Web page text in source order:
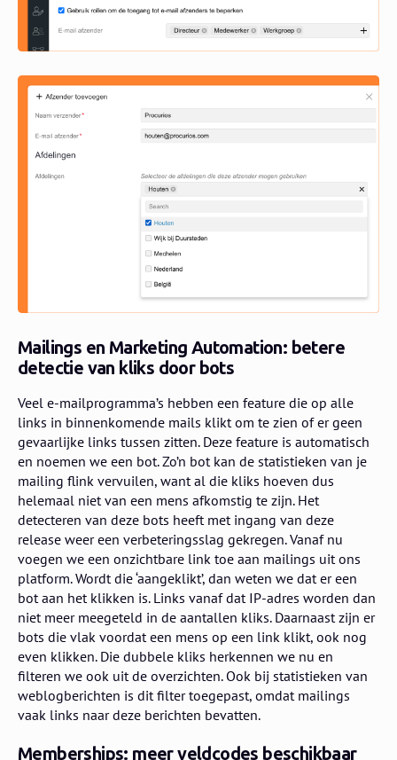
Mailings en Marketing Automation: betere
detectie van kliks door bots
Veel e-mailprogramma’s hebben een feature die op alle
links in binnenkomende mails klikt om te zien of er geen
gevaarlijke links tussen zitten. Deze feature is automatisch
en noemen we een bot. Zo’n bot kan de statistieken van je
mailing flink vervuilen, want al die kliks hoeven dus
helemaal niet van een mens afkomstig te zijn. Het
detecteren van deze bots heeft met ingang van deze
release weer een verbeteringsslag gekregen. Vanaf nu
voegen we een onzichtbare link toe aan mailings uit ons
platform. Wordt die ‘aangeklikt’, dan weten we dat er een
bot aan het klikken is. Links vanaf dat IP-adres worden dan
niet meer meegeteld in de aantallen kliks. Daarnaast zijn er
bots die vlak voordat een mens op een link klikt, ook nog
even klikken. Die dubbele kliks herkennen we nu en
filteren we ook uit de overzichten. Ook bij statistieken van
weblogberichten is dit filter toegepast, omdat mailings
vaak links naar deze berichten bevatten.
Memberships: meer veldcodes beschikbaar